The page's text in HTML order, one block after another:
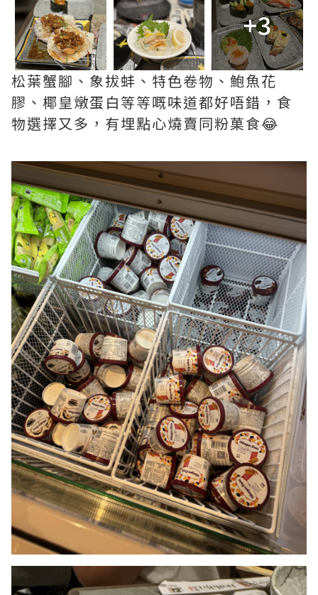
+3
松葉蟹腳、象拔蚌、特色卷物、鮑魚花
膠、椰皇燉蛋白等等嘅味道都好唔錯，食
物選擇又多，有埋點心燒賣同粉菓食😂